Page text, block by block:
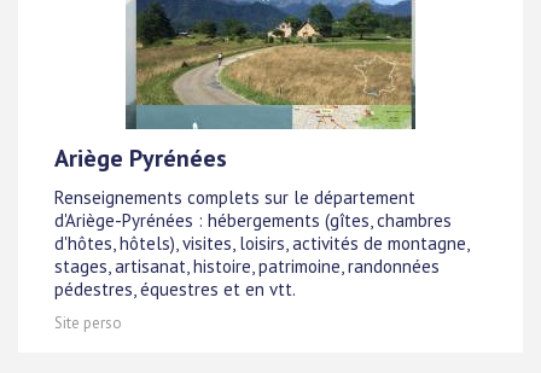
Ariège Pyrénées
Renseignements complets sur le département
d'Ariège-Pyrénées : hébergements (gîtes, chambres
d'hôtes, hôtels), visites, loisirs, activités de montagne,
stages, artisanat, histoire, patrimoine, randonnées
pédestres, équestres et en vtt.
Site perso